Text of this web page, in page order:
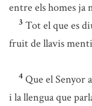
entre els homes ja
3 Tot el que es
fruit de llavis
4 Que el Senyor
i la llengua que